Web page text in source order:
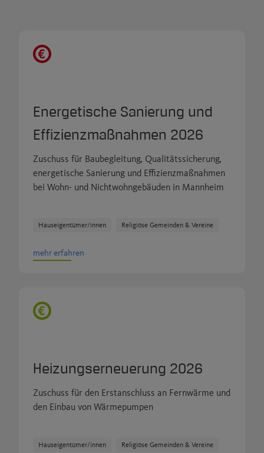
Energetische Sanierung und
Effizienzmaßnahmen 2026
Zuschuss für Baubegleitung, Qualitätssicherung,
energetische Sanierung und Effizienzmaßnahmen
bei Wohn- und Nichtwohngebäuden in Mannheim
Hauseigentümer/innen Religiöse Gemeinden & Vereine
mehr erfahren
Heizungserneuerung 2026
Zuschuss für den Erstanschluss an Fernwärme und
den Einbau von Wärmepumpen
Hauseigentümer/innen Religiöse Gemeinden & Vereine